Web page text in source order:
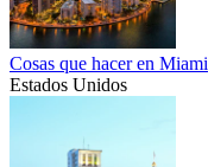
Cosas que hacer en Miami
Estados Unidos